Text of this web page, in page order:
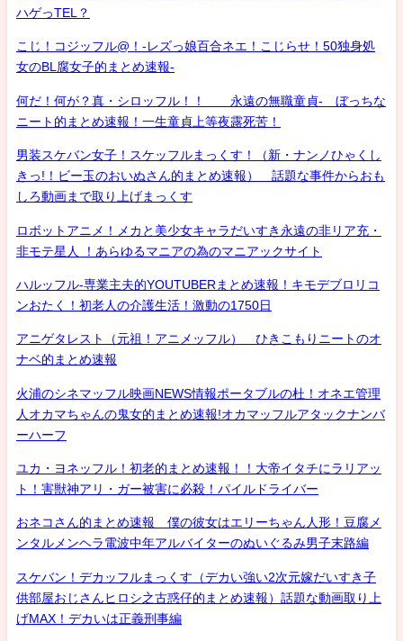
ハゲっTEL？
こじ！コジッフル@！-レズっ娘百合ネエ！こじらせ！50独身処
女のBL腐女子的まとめ速報-
何だ！何が？真・シロッフル！！ 永遠の無職童貞- ぼっちな
ニート的まとめ速報！一生童貞上等夜露死苦！
男装スケバン女子！スケッフルまっくす！（新・ナンノひゃくし
きっ!！ビー玉のおいぬさん的まとめ速報） 話題な事件からおも
しろ動画まで取り上げまっくす
ロボットアニメ！メカと美少女キャラだいすき永遠の非リア充・
非モテ星人 ！あらゆるマニアの為のマニアックサイト
ハルッフル-専業主夫的YOUTUBERまとめ速報！キモデブロリコ
ンおたく！初老人の介護生活！激動の1750日
アニゲタレスト（元祖！アニメッフル） ひきこもりニートのオ
ナベ的まとめ速報
火浦のシネマッフル映画NEWS情報ポータブルの杜！オネエ管理
人オカマちゃんの鬼女的まとめ速報!オカマッフルアタックナンバ
ーハーフ
ユカ・ヨネッフル！初老的まとめ速報！！大帝イタチにラリアッ
ト！害獣神アリ・ガー被害に必殺！パイルドライバー
おネコさん的まとめ速報 僕の彼女はエリーちゃん人形！豆腐メ
ンタルメンヘラ電波中年アルバイターのぬいぐるみ男子末路編
スケバン！デカッフルまっくす（デカい強い2次元嫁だいすき子
供部屋おじさんヒロシ之古惑仔的まとめ速報）話題な動画取り上
げMAX！デカいは正義刑事編